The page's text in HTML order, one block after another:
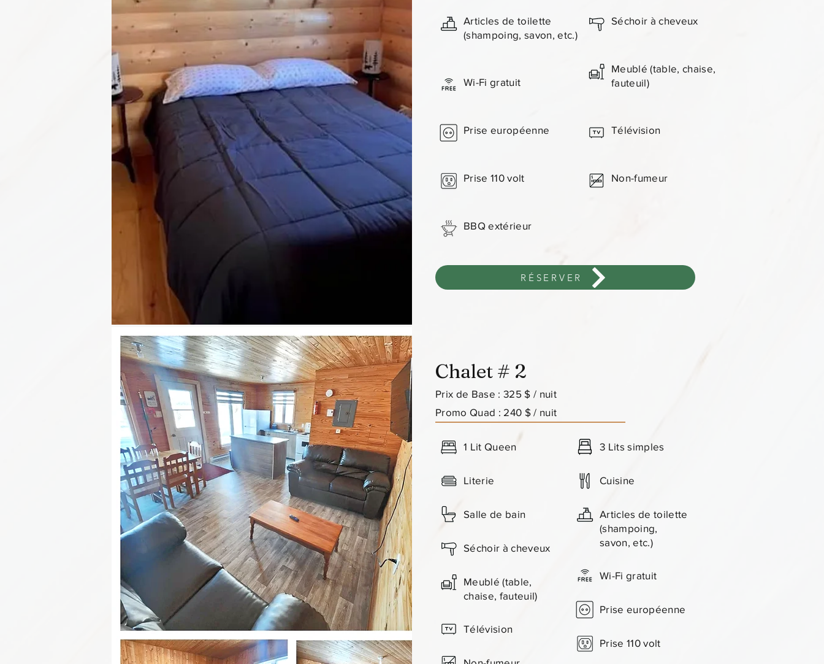
Articles de toilette
(shampoing, savon, etc.)
Wi-Fi gratuit
Prise européenne
Prise 110 volt
BBQ extérieur
Séchoir à cheveux
Meublé (table, chaise,
fauteuil)
Télévision
Non-fumeur
RÉSERVER
Chalet # 2
Prix de Base : 325 $ / nuit
Promo Quad : 240 $ / nuit
1 Lit Queen
Literie
Salle de bain
Séchoir à cheveux
Meublé (table,
chaise, fauteuil)
Télévision
3 Lits simples
Cuisine
Articles de toilette
(shampoing,
savon, etc.)
Wi-Fi gratuit
Prise européenne
Prise 110 volt